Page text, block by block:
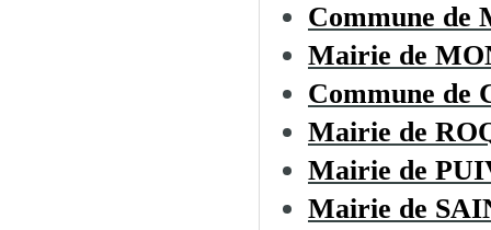
Commune de
Mairie de
Commune de
Mairie de
Mairie de
Mairie de